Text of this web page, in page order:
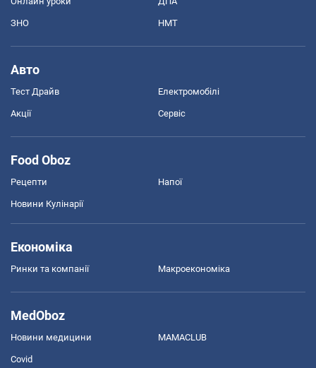
ЗНО НМТ
Авто
Тест Драйв Електромобілі
Акції Сервіс
Food Oboz
Рецепти Напої
Новини Кулінарії
Економіка
Ринки та компанії Макроекономіка
MedOboz
Новини медицини MAMACLUB
Covid